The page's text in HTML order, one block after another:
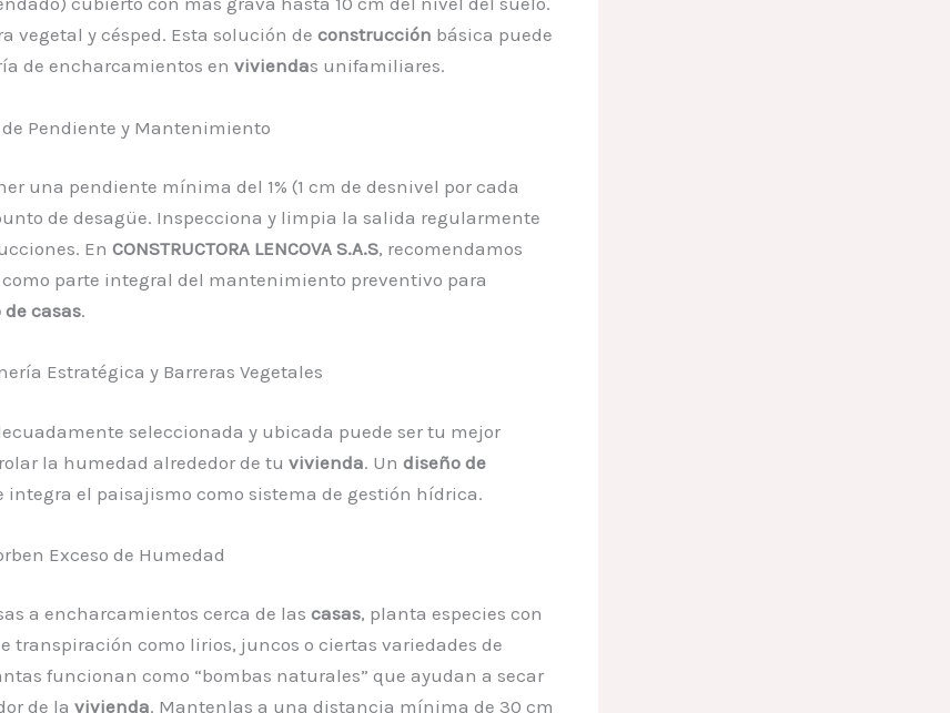
vegetal y césped. Esta solución de construcción básica puede
de encharcamientos en viviendas unifamiliares.
Pendiente y Mantenimiento
una pendiente mínima del 1% (1 cm de desnivel por cada
de desagüe. Inspecciona y limpia la salida regularmente
En CONSTRUCTORA LENCOVA S.A.S, recomendamos
parte integral del mantenimiento preventivo para
casas.
Estratégica y Barreras Vegetales
seleccionada y ubicada puede ser tu mejor
la humedad alrededor de tu vivienda. Un diseño de
integra el paisajismo como sistema de gestión hídrica.
Exceso de Humedad
a encharcamientos cerca de las casas, planta especies con
transpiración como lirios, juncos o ciertas variedades de
funcionan como “bombas naturales” que ayudan a secar
de la vivienda. Mantenlas a una distancia mínima de 30 cm